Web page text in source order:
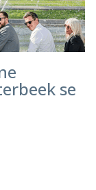
se